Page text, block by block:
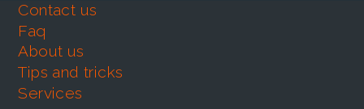
contact us
faq
about us
tips and tricks
services